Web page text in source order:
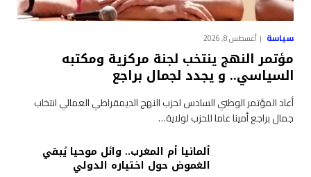
سياسة أغسطس 8, 2026
مؤتمر النهج ينتخب لجنة مركزية ومكتبه
السياسي.. و يجدد لجمال براجع
أعاد المؤتمر الوطني السادس لحزب النهج الديمقراطي العمالي انتخاب
جمال براجع أمينا عاما للحزب لولاية…
ألمانيا أم المغرب.. وائل موحيا يُبقي
الغموض حول اختياره الدولي